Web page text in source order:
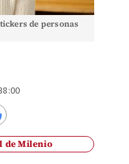
de personas
de Milenio